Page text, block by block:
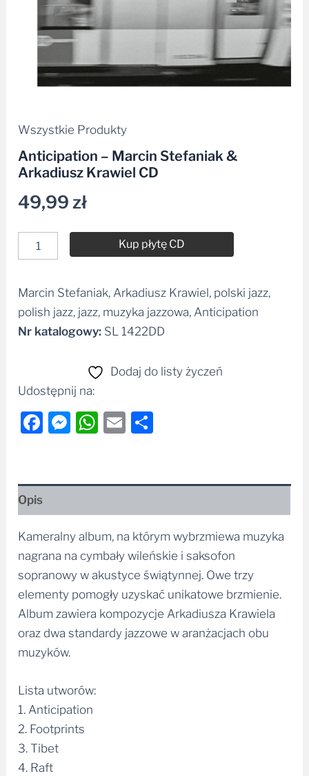
Wszystkie Produkty
Anticipation – Marcin Stefaniak &
Arkadiusz Krawiel CD
49,99zł
Kup płytę CD
Alternative:
Marcin Stefaniak, Arkadiusz Krawiel, polski jazz,
polish jazz, jazz, muzyka jazzowa, Anticipation
Nr katalogowy: SL 1422DD
Dodaj do listy życzeń
Udostępnij na:
Facebook
Messenger
WhatsApp
Email
Opis
Kameralny album, na którym wybrzmiewa muzyka
nagrana na cymbały wileńskie i saksofon
sopranowy w akustyce świątynnej. Owe trzy
elementy pomogły uzyskać unikatowe brzmienie.
Album zawiera kompozycje Arkadiusza Krawiela
oraz dwa standardy jazzowe w aranżacjach obu
muzyków.
Lista utworów:
1. Anticipation
2. Footprints
3. Tibet
4. Raft